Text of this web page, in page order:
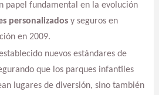
papel fundamental en la evolución
personalizadosy seguros en
en 2009.
nuevos estándares de
que los parques infantiles
lugares de diversión, sino también